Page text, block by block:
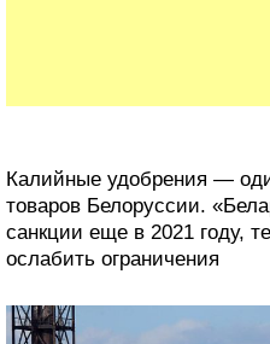
Калийные удобрения —
товаров Белоруссии.
санкции еще в 2021 году,
ослабить ограничения